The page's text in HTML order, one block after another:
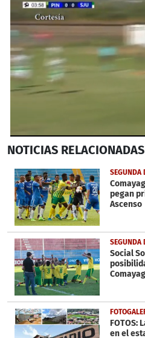
seconds
1
minute,
36
seconds
NOTICIAS RELACIONADAS
SEGUNDA
pegan
Ascenso
SEGUNDA
Social
FOTOS:
en el